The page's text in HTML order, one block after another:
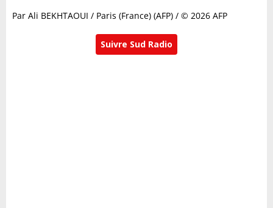
Par Ali BEKHTAOUI / Paris (France) (AFP) / © 2026 AFP
Suivre Sud Radio